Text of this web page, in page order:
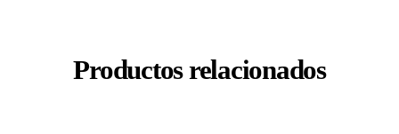
Productos relacionados